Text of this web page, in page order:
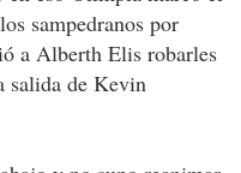
sampedranos por
a Alberth Elis robarles
salida de Kevin